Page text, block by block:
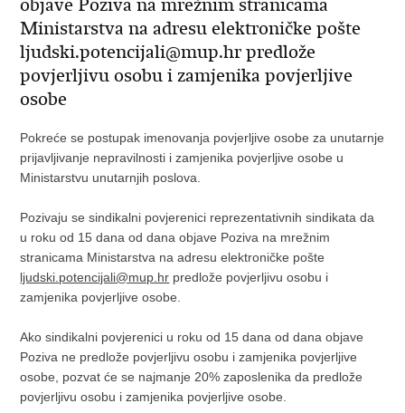
objave Poziva na mrežnim stranicama
Ministarstva na adresu elektroničke pošte
ljudski.potencijali@mup.hr predlože
povjerljivu osobu i zamjenika povjerljive
osobe
Pokreće se postupak imenovanja povjerljive osobe za unutarnje
prijavljivanje nepravilnosti i zamjenika povjerljive osobe u
Ministarstvu unutarnjih poslova.
Pozivaju se sindikalni povjerenici reprezentativnih sindikata da
u roku od 15 dana od dana objave Poziva na mrežnim
stranicama Ministarstva na adresu elektroničke pošte
ljudski.potencijali@mup.hr predlože povjerljivu osobu i
zamjenika povjerljive osobe.
Ako sindikalni povjerenici u roku od 15 dana od dana objave
Poziva ne predlože povjerljivu osobu i zamjenika povjerljive
osobe, pozvat će se najmanje 20% zaposlenika da predlože
povjerljivu osobu i zamjenika povjerljive osobe.